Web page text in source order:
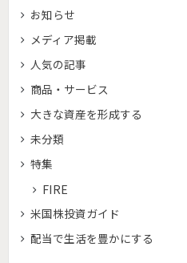
お知らせ
メディア掲載
人気の記事
商品・サービス
大きな資産を形成する
未分類
特集
FIRE
米国株投資ガイド
配当で生活を豊かにする